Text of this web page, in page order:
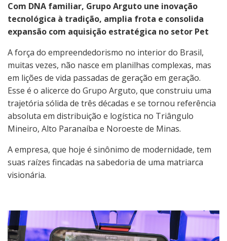
Com DNA familiar, Grupo Arguto une inovação
tecnológica à tradição, amplia frota e consolida
expansão com aquisição estratégica no setor Pet
A força do empreendedorismo no interior do Brasil,
muitas vezes, não nasce em planilhas complexas, mas
em lições de vida passadas de geração em geração.
Esse é o alicerce do Grupo Arguto, que construiu uma
trajetória sólida de três décadas e se tornou referência
absoluta em distribuição e logística no Triângulo
Mineiro, Alto Paranaíba e Noroeste de Minas.
A empresa, que hoje é sinônimo de modernidade, tem
suas raízes fincadas na sabedoria de uma matriarca
visionária.